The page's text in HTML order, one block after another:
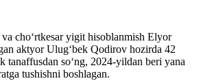
cho‘rtkesar yigit hisoblanmish Elyor
aktyor Ulug‘bek Qodirov hozirda 42
tanaffusdan so‘ng, 2024-yildan beri yana
tushishni boshlagan.